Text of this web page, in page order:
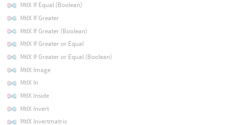
MtlX If Equal (Boolean)
MtlX If Greater
MtlX If Greater (Boolean)
MtlX If Greater or Equal
MtlX If Greater or Equal (Boolean)
MtlX Image
MtlX In
MtlX Inside
MtlX Invert
MtlX Invertmatrix